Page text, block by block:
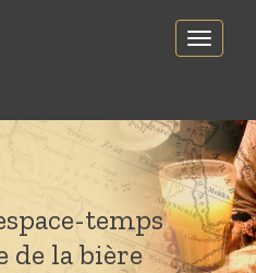
temps
de la bière